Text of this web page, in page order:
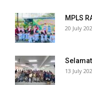
MPLS
20 July
13 July